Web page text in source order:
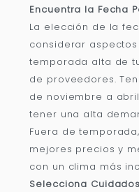
Encuentra la Fecha
La elección de la
considerar
temporada alta de
de proveedores.
de noviembre a
tener una alta
Fuera de
mejores precios y
con un clima más
Selecciona